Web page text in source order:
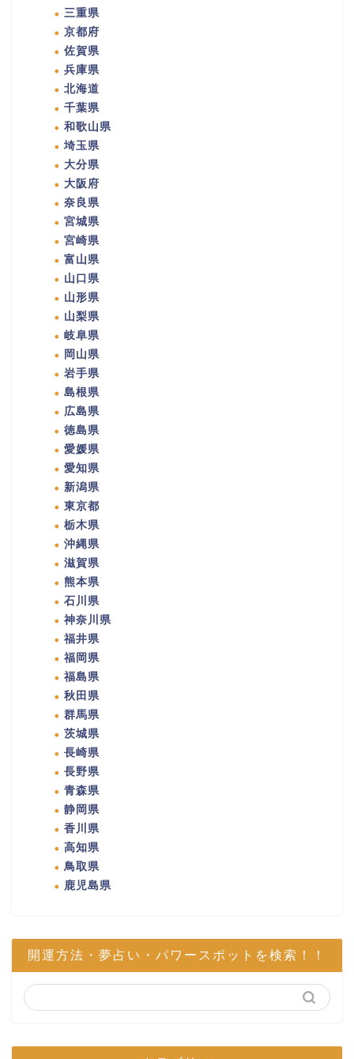
三重県
京都府
佐賀県
兵庫県
北海道
千葉県
和歌山県
埼玉県
大分県
大阪府
奈良県
宮城県
宮崎県
富山県
山口県
山形県
山梨県
岐阜県
岡山県
岩手県
島根県
広島県
徳島県
愛媛県
愛知県
新潟県
東京都
栃木県
沖縄県
滋賀県
熊本県
石川県
神奈川県
福井県
福岡県
福島県
秋田県
群馬県
茨城県
長崎県
長野県
青森県
静岡県
香川県
高知県
鳥取県
鹿児島県
開運方法・夢占い・パワースポットを検索！！